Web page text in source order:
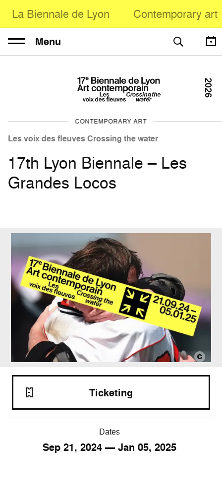
La Biennale de Lyon Contemporary art
Menu
CONTEMPORARY ART
Les voix des fleuves Crossing the water
17th Lyon Biennale – Les
Grandes Locos
2026
Dates
Sep 21, 2024 — Jan 05, 2025
Ticketing